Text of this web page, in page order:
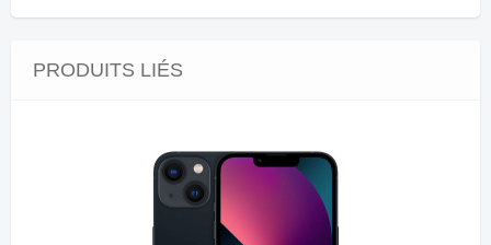
PRODUITS LIÉS